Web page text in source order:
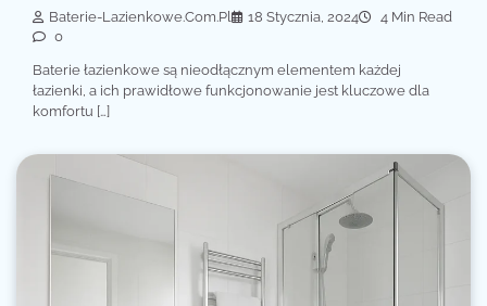
Baterie-Lazienkowe.com.pl 18 Stycznia, 2024
4 Min Read
0
Baterie łazienkowe są nieodłącznym elementem każdej
łazienki, a ich prawidłowe funkcjonowanie jest kluczowe dla
komfortu […]